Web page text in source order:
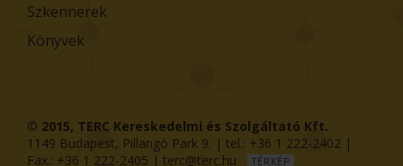
Szkennerek
Könyvek
© 2015, TERC Kereskedelmi és Szolgáltató Kft.
1149 Budapest, Pillangó Park 9. | tel.: +36 1 222-2402 |
Fax.: +36 1 222-2405 | terc@terc.hu TÉRKÉP